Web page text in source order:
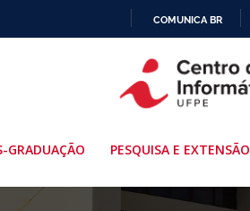
PARA
O
COMUNICA BR
GRADUAÇÃO PESQUISA E EXTENSÃO